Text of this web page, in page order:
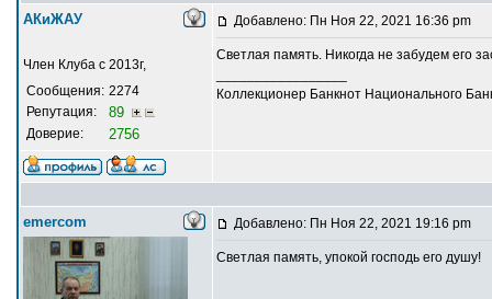
АКиЖАУ
Член Клуба с 2013г,
Сообщения: 2274
Репутация:
89
Доверие: 2756
Добавлено: Пн Ноя 22, 2021 16:36 pm
Светлая память. Никогда не забудем его
Коллекционер Банкнот Национального
emercom Добавлено: Пн Ноя 22, 2021 19:16 pm
Светлая память, упокой господь его душу!